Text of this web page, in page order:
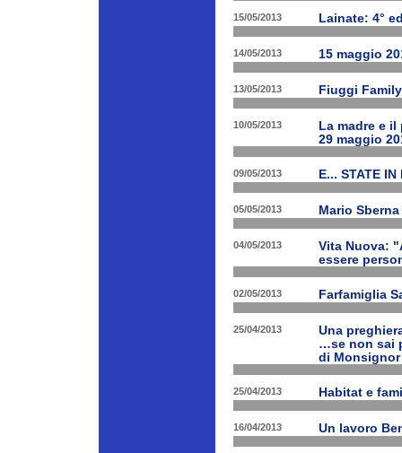
15/05/2013 Lainate: 4°
14/05/2013 15 maggio
13/05/2013 Fiuggi
10/05/2013
La madre e
29 maggio
09/05/2013 E... STATE
05/05/2013 Mario
04/05/2013
Vita Nuova:
essere
02/05/2013 Farfamiglia
25/04/2013
Una
…se non sai
di
25/04/2013 Habitat e
16/04/2013 Un lavoro